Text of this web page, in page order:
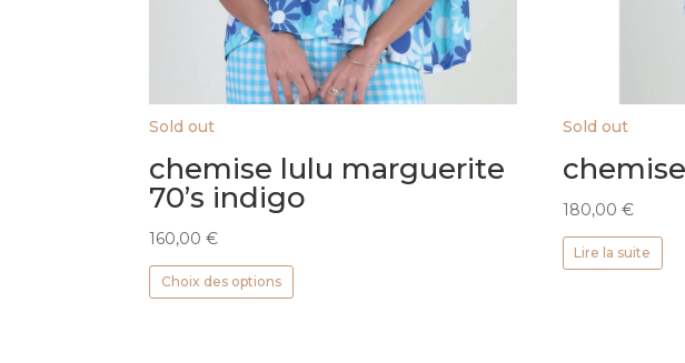
Sold out
chemise lulu marguerite
70’s indigo
160,00€
Choix des options
Ce
Sold out
180,00 €
Lire la suite